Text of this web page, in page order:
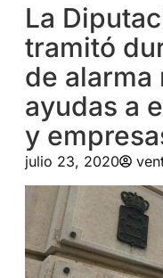
La
tramitó
de alarma
ayudas a
y
julio 23, 2020